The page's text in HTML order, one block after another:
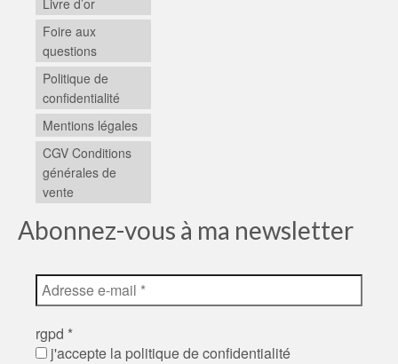
Foire aux
questions
Politique de
confidentialité
Mentions légales
CGV Conditions
générales de
vente
Abonnez-vous à ma newsletter
rgpd *
j'accepte la politique de confidentialité